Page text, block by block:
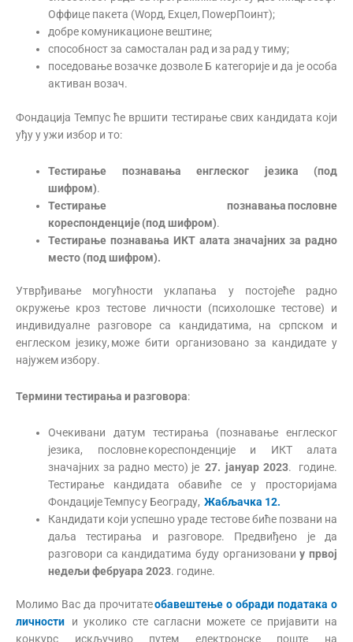
Оффице пакета (Wорд, Еxцел, ПоwерПоинт);
добре комуникационе вештине;
способност за самосталан рад и за рад у тиму;
поседовање возачке дозволе Б категорије и да је особа
активан возач.
Фондација Темпус ће вршити тестирање свих кандидата који
уђу у ужи избор и то:
Тестирање познавања енглеског језика (под
шифром).
Тестирање познавања пословне
кореспонденције (под шифром).
Тестирање познавања ИКТ алата значајних за радно
место (под шифром).
Утврђивање могућности уклапања у постојеће радно
окружење кроз тестове личности (психолошке тестове) и
индивидуалне разговоре са кандидатима, на српском и
енглеском језику, може бити организовано за кандидате у
најужем избору.
Термини тестирања и разговора:
Очекивани датум тестирања (познавање енглеског
језика, пословне кореспонденције и ИКТ алата
значајних за радно место) је 27. јануар 2023. године.
Тестирање кандидата обавиће се у просторијама
Фондације Темпус у Београду, Жабљачка 12.
Кандидати који успешно ураде тестове биће позвани на
даља тестирања и разговоре. Предвиђено је да
разговори са кандидатима буду организованиу првој
недељи фебруара 2023. године.
Молимо Вас да прочитатеобавештење о обради података о
личности и уколико сте сагласни можете се пријавити на
конкурс искључиво путем електронске поште на